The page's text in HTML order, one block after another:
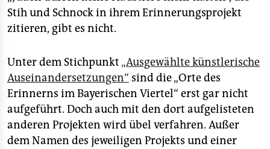
Stih und Schnock in ihrem Erinnerungsprojekt
zitieren, gibt es nicht.
Unter dem Stichpunkt „Ausgewählte künstlerische
Auseinandersetzungen“ sind die „Orte des
Erinnerns im Bayerischen Viertel“ erst gar nicht
aufgeführt. Doch auch mit den dort aufgelisteten
anderen Projekten wird übel verfahren. Außer
dem Namen des jeweiligen Projekts und einer